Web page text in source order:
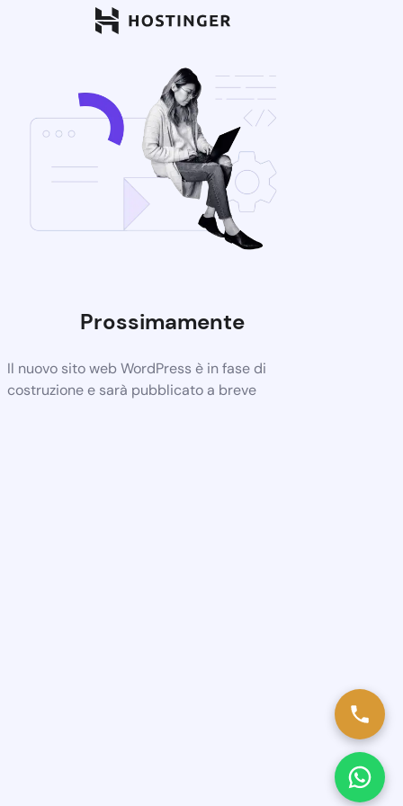
Prossimamente
Il nuovo sito web WordPress è in fase di
costruzione e sarà pubblicato a breve